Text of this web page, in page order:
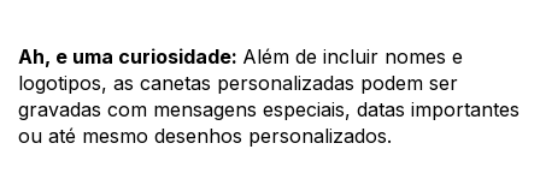
Ah, e uma curiosidade: Além de incluir nomes e
logotipos, as canetas personalizadas podem ser
gravadas com mensagens especiais, datas importantes
ou até mesmo desenhos personalizados.